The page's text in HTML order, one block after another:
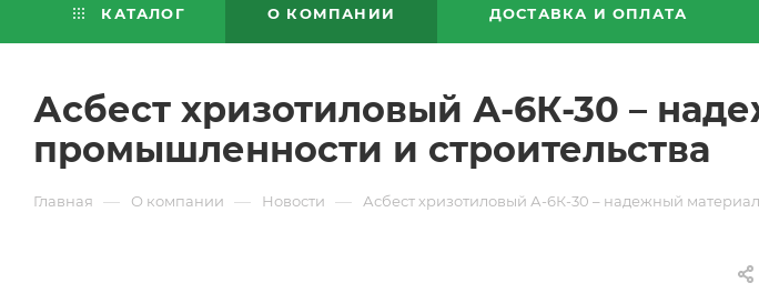
КАТАЛОГ О КОМПАНИИ ДОСТАВКА И ОПЛАТА
Асбест хризотиловый А-6К-30 –
промышленности и строительства
Главная — О компании — Новости — Асбест хризотиловый А-6К-30 – надежный